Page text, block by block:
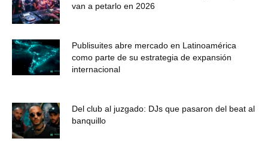
van a petarlo en 2026
Publisuites abre mercado en Latinoamérica
como parte de su estrategia de expansión
internacional
Del club al juzgado: DJs que pasaron del beat al
banquillo